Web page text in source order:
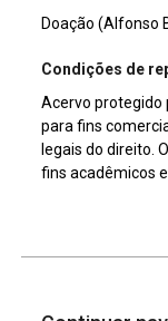
Doação (Alfonso
Condições de
Acervo protegido
para fins
legais do direito.
fins acadêmicos